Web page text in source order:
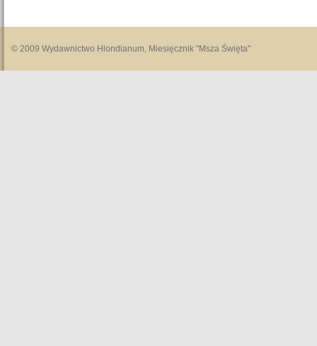
© 2009 Wydawnictwo Hlondianum, Miesięcznik "Msza Święta"